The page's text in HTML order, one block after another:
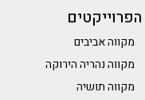
הפרוייקטים
מקווה אביבים
מקווה נהריה הירוקה
מקווה תושיה